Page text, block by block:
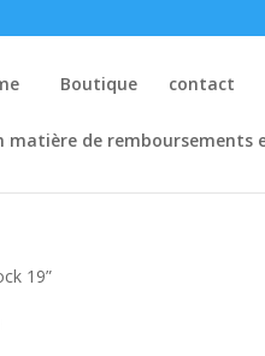
Boutique contact
matière de remboursements
19​”